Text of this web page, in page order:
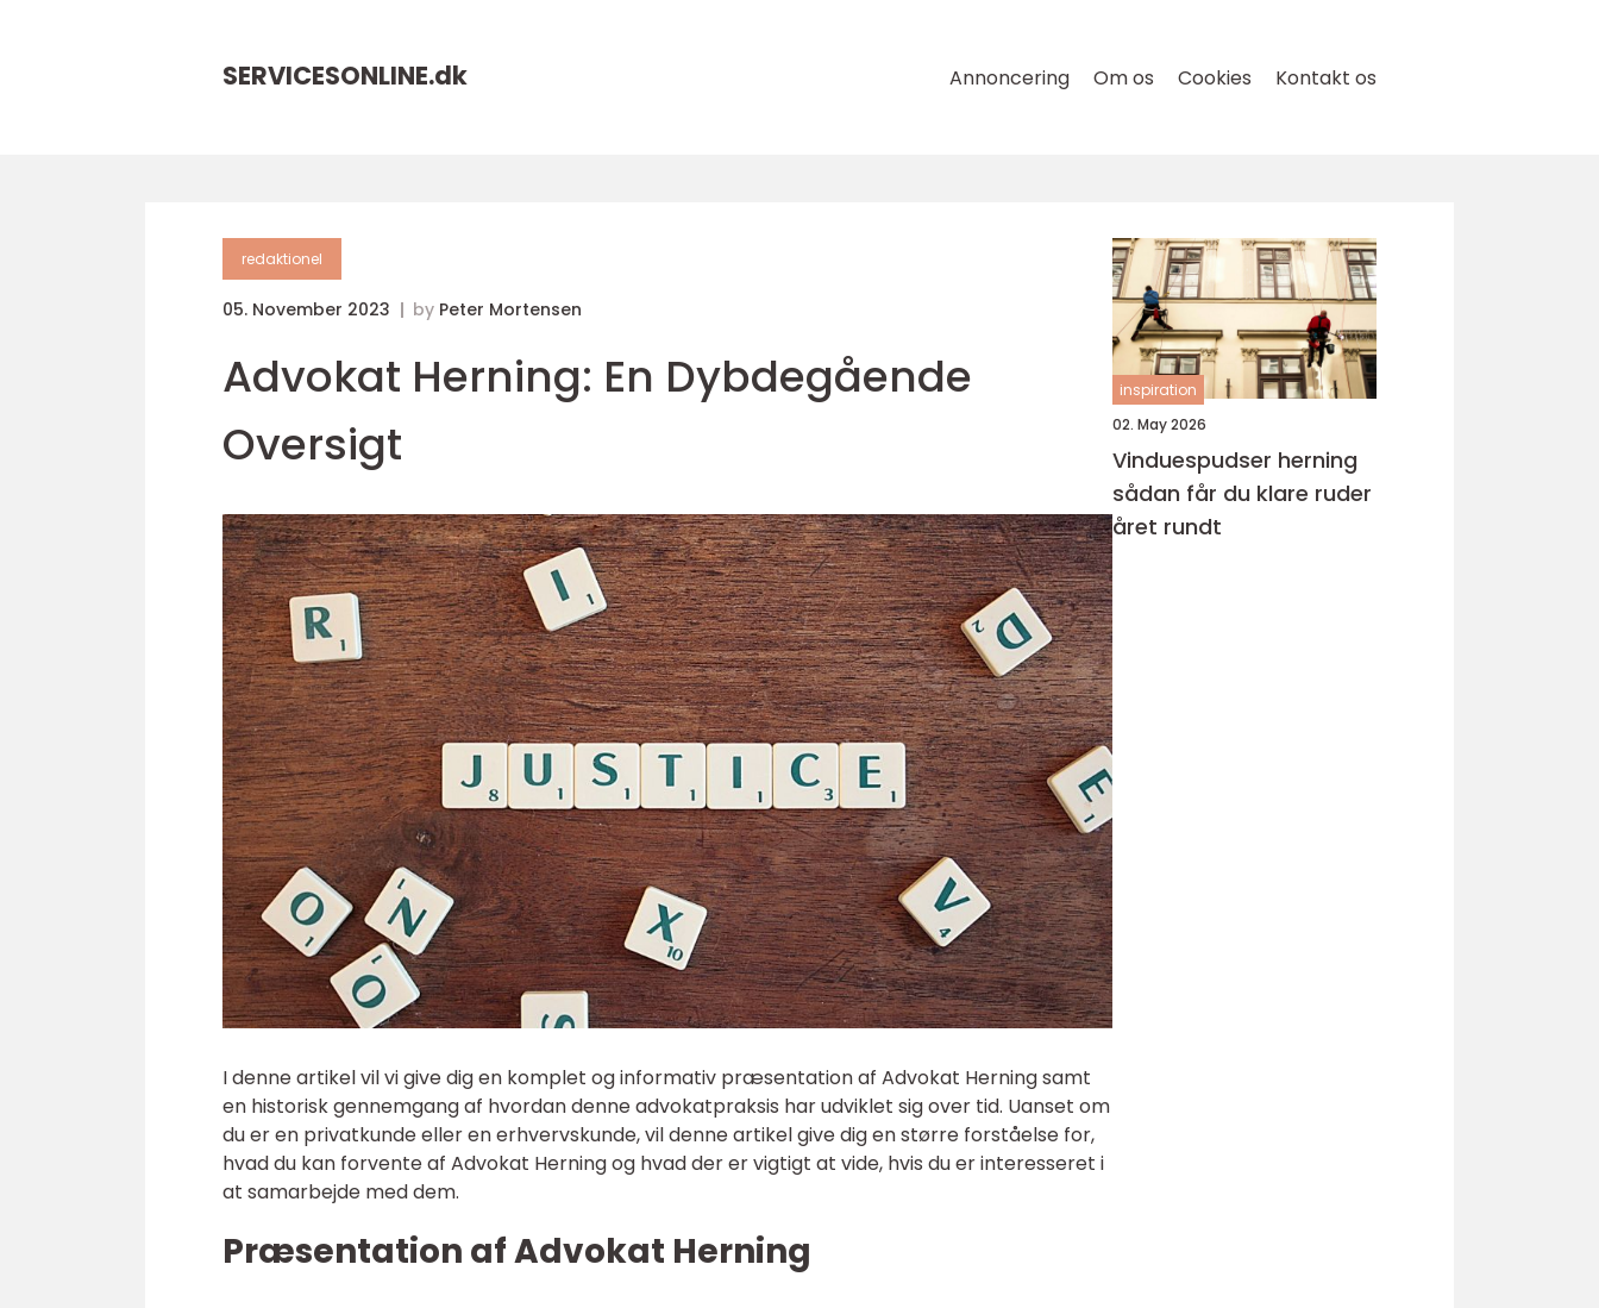
SERVICESONLINE.dk Annoncering Om os Cookies Kontakt os
redaktionel
05. November 2023 by Peter Mortensen
Advokat Herning: En Dybdegående
Oversigt
I denne artikel vil vi give dig en komplet og informativ præsentation af Advokat Herning samt
en historisk gennemgang af hvordan denne advokatpraksis har udviklet sig over tid. Uanset om
du er en privatkunde eller en erhvervskunde, vil denne artikel give dig en større forståelse for,
hvad du kan forvente af Advokat Herning og hvad der er vigtigt at vide, hvis du er interesseret i
at samarbejde med dem.
Præsentation af Advokat Herning
inspiration
02. May 2026
Vinduespudser herning
sådan får du klare ruder
året rundt